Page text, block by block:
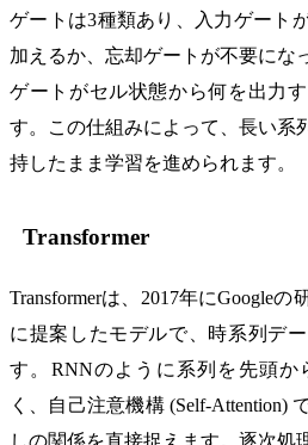
ゲートは3種類あり、入力ゲート
加えるか、忘却ゲートが不要にな
ゲートがセル状態から何を出力
す。この仕組みによって、長い系
持したまま学習を進められます。
Transformer
Transformerは、2017年にGoogle
に提案したモデルで、時系列デ
す。RNNのように系列を先頭か
く、自己注意機構 (Self-Attention)
しの関係を直接捉えます。逐次処